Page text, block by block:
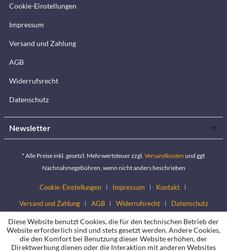
Cookie-Einstellungen
Impressum
Versand und Zahlung
AGB
Widerrufsrecht
Datenschutz
Newsletter
* Alle Preise inkl. gesetzl. Mehrwertsteuer zzgl. Versandkosten und ggf.
Nachnahmegebühren, wenn nicht anders beschrieben
Cookie-Einstellungen Impressum
Kontakt
Versand und Zahlung
AGB Widerrufsrecht Datenschutz
Diese Website benutzt Cookies, die für den technischen Betrieb der
Website erforderlich sind und stets gesetzt werden. Andere Cookies,
die den Komfort bei Benutzung dieser Website erhöhen, der
Direktwerbung dienen oder die Interaktion mit anderen Websites